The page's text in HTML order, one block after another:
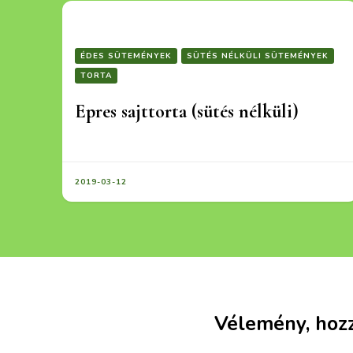
ÉDES SÜTEMÉNYEK
SÜTÉS NÉLKÜLI SÜTEMÉNYEK
TORTA
Epres sajttorta (sütés nélküli)
2019-03-12
Vélemény,